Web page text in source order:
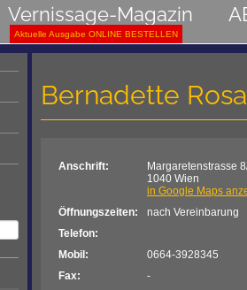
Vernissage-Magazin
Aktuelle Ausgabe ONLINE BESTELLEN
Bernadette
Anschrift:
Margaretenstrasse
1040 Wien
in Google Maps
Öffnungszeiten:
nach Vereinbarung
Telefon:
Mobil:
0664-3928345
Fax:
-